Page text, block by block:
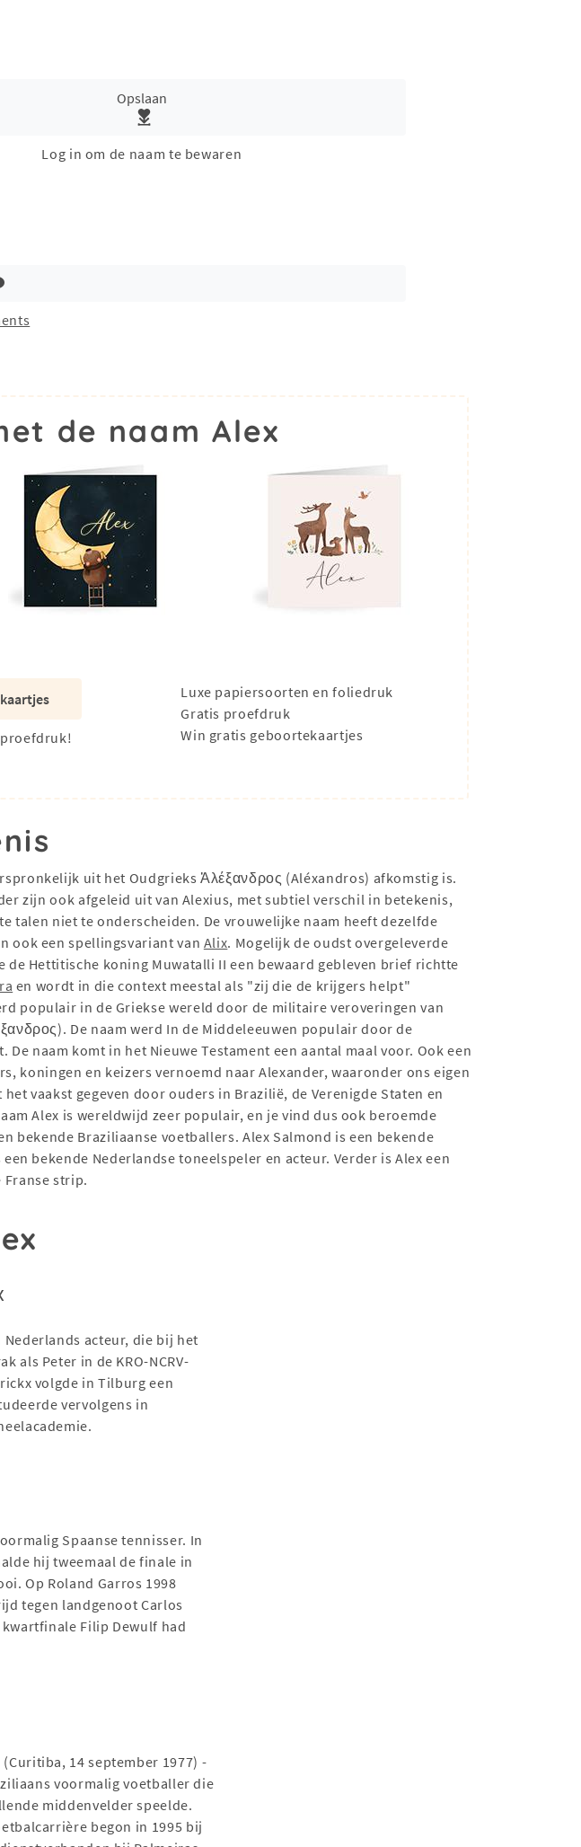
Opslaan
Log in om de naam te bewaren
de naam Alex
Luxe papiersoorten en foliedruk
Gratis proefdruk
Win gratis geboortekaartjes
uit het Oudgrieks Ἀλέξανδρος (Aléxandros) afkomstig is.
zijn ook afgeleid uit van Alexius, met subtiel verschil in betekenis,
talen niet te onderscheiden. De vrouwelijke naam heeft dezelfde
ook een spellingsvariant van Alix. Mogelijk de oudst overgeleverde
de Hettitische koning Muwatalli II een bewaard gebleven brief richtte
en wordt in die context meestal als "zij die de krijgers helpt"
populair in de Griekse wereld door de militaire veroveringen van
De naam werd In de Middeleeuwen populair door de
naam komt in het Nieuwe Testament een aantal maal voor. Ook een
koningen en keizers vernoemd naar Alexander, waaronder ons eigen
vaakst gegeven door ouders in Brazilië, de Verenigde Staten en
Alex is wereldwijd zeer populair, en je vind dus ook beroemde
bekende Braziliaanse voetballers. Alex Salmond is een bekende
bekende Nederlandse toneelspeler en acteur. Verder is Alex een
strip.
Nederlands acteur, die bij het
als Peter in de KRO-NCRV-
volgde in Tilburg een
vervolgens in
Spaanse tennisser. In
hij tweemaal de finale in
Op Roland Garros 1998
tegen landgenoot Carlos
Filip Dewulf had
14 september 1977) -
voormalig voetballer die
middenvelder speelde.
begon in 1995 bij